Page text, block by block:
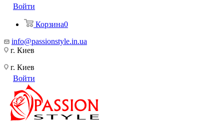
Войти
Корзина0
info@passionstyle.in.ua
г. Киев
г. Киев
Войти